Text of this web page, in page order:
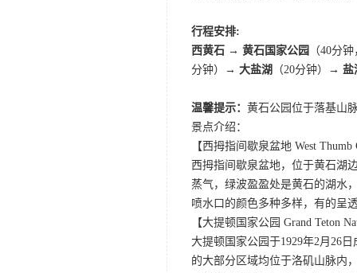
行程安排:
西黄石 → 黄石国家公园
（40分
分钟）→ 大盐湖 （20分钟）→ 盐
温馨提示： 黄石公园位于落基山
景点介绍：
【西拇指间歇泉盆地 West Thumb
西拇指间歇泉盆地，位于黄石湖
蒸气，绿波盈盈处是黄石的湖水
喷水口的颜色多种多样，有的呈
【大提顿国家公园 Grand Teton
大提顿国家公园于1929年2月26
的大部分区域均位于洛矶山脉内